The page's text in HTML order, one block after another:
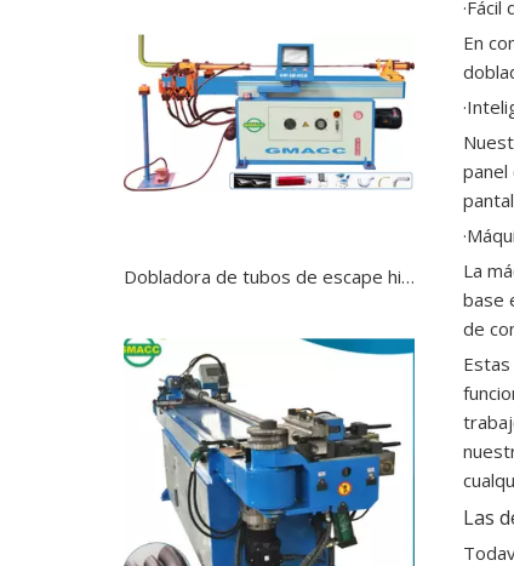
Dobladora de tubos de escape hidráulica con servomotor completamente automática
En
panel
La
base
de
Las